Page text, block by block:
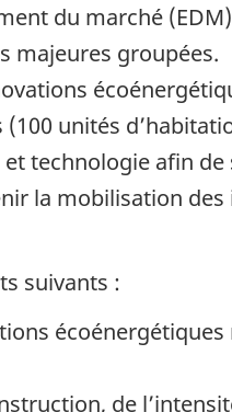
du marché
majeures groupées.
unités
technologie afin
la mobilisation
suivants :
de